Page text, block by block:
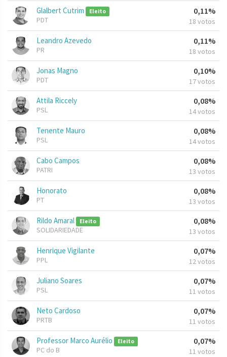
Glalbert Cutrim Eleito
PDT
0,11%
18 votos
Leandro Azevedo
PR
0,11%
18 votos
Jonas Magno
PDT
0,10%
17 votos
Attila Riccely
PSL
0,08%
14 votos
Tenente Mauro
PSL
0,08%
14 votos
Cabo Campos
PATRI
0,08%
13 votos
Honorato
PT
0,08%
13 votos
Rildo Amaral Eleito
SOLIDARIEDADE
0,08%
13 votos
Henrique Vigilante
PPL
0,07%
12 votos
Juliano Soares
PSL
0,07%
11 votos
Neto Cardoso
PRTB
0,07%
11 votos
Professor Marco Aurélio Eleito
PC do B
0,07%
11 votos